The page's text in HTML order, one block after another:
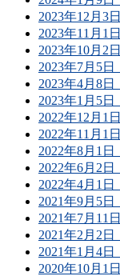
2023年12月3
2023年11月1
2023年10月2
2023年7月5
2023年4月8
2023年1月5
2022年12月1
2022年11月1
2022年8月1
2022年6月2
2022年4月1
2021年9月5
2021年7月11
2021年2月2
2021年1月4
2020年10月1